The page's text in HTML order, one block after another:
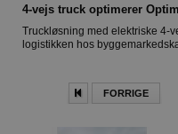
4-vejs truck optimerer
Truckløsning med elektriske 4-
logistikken hos
FORRIGE